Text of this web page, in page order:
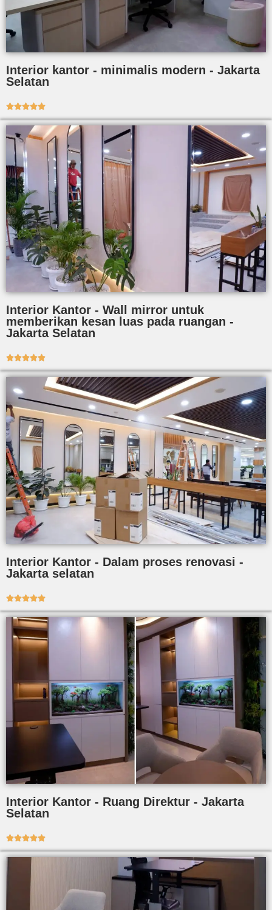
Interior kantor - minimalis modern - Jakarta
Selatan

Interior Kantor - Wall mirror untuk
memberikan kesan luas pada ruangan -
Jakarta Selatan

Interior Kantor - Dalam proses renovasi -
Jakarta selatan

Interior Kantor - Ruang Direktur - Jakarta
Selatan
